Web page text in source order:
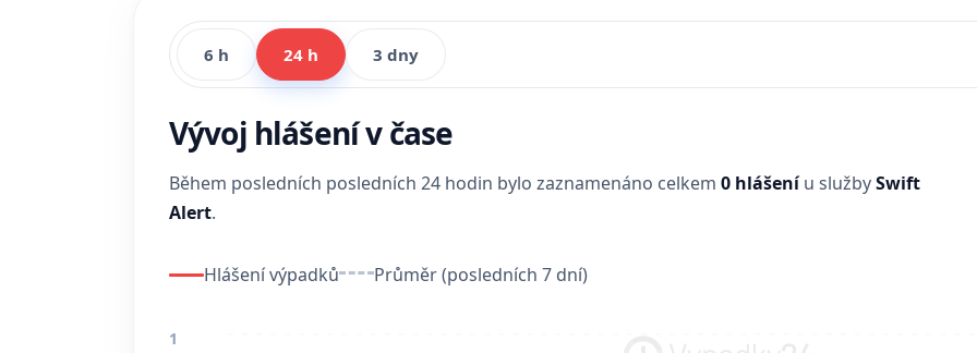
6 h 24 h 3 dny
Vývoj hlášení v čase
Během posledních posledních 24 hodin bylo zaznamenáno celkem 0 hlášeníu službySwift
Alert.
Hlášení výpadků Průměr (posledních 7 dní)
1